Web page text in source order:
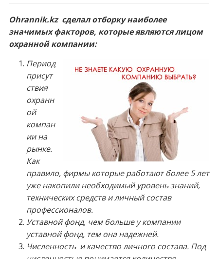
Ohrannik.kz сделал отборку наиболее
значимых факторов, которые являются лицом
охранной компании:
Период
присут
ствия
охранн
ой
компан
ии на
рынке.
Как
правило, фирмы которые работают более 5 лет
уже накопили необходимый уровень знаний,
технических средств и личный состав
профессионалов.
Уставной фонд, чем больше у компании
уставной фонд, тем она надежней.
Численность и качество личного состава. Под